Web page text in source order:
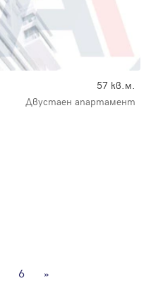
57 кв.м.
Двустаен апартамент
6 »